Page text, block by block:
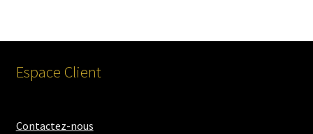
Espace Client
Contactez-nous